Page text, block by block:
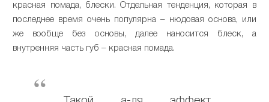
красная помада, блески. Отдельная тенденция, которая в
последнее время очень популярна – нюдовая основа, или
же вообще без основы, далее наносится блеск, а
внутренняя часть губ – красная помада.